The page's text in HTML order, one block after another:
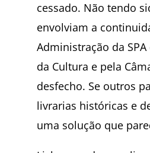
cessado. Não tendo
envolviam a
Administração da
da Cultura e pela
desfecho. Se outros
livrarias históricas e
uma solução que